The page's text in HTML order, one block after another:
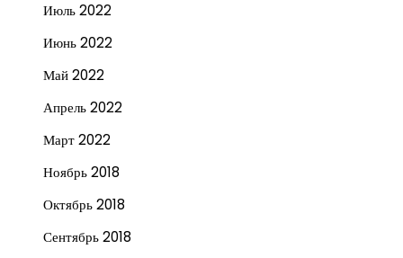
Июль 2022
Июнь 2022
Май 2022
Апрель 2022
Март 2022
Ноябрь 2018
Октябрь 2018
Сентябрь 2018